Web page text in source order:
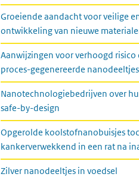
Groeiende aandacht voor veilige
ontwikkeling van nieuwe
Aanwijzingen voor verhoogd
proces-gegenereerde nanodeeltjes
Nanotechnologiebedrijven over
safe-by-design
Opgerolde koolstofnanobuisjes
kankerverwekkend in een rat na
Zilver nanodeeltjes in voedsel